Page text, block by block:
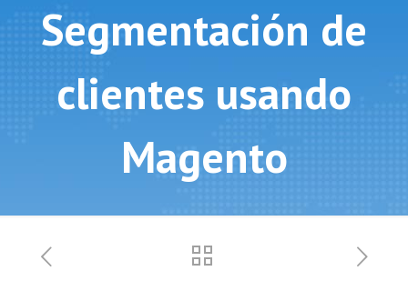
Segmentación de
clientes usando
Magento